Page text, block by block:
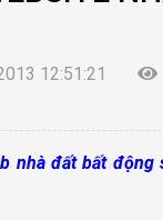
12:51:21
nhà đất bất động